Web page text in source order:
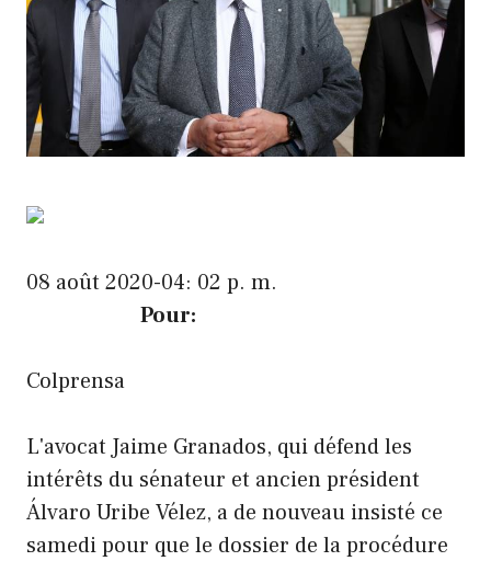
08 août 2020-04: 02 p. m.
Pour:
Colprensa
L'avocat Jaime Granados, qui défend les
intérêts du sénateur et ancien président
Álvaro Uribe Vélez, a de nouveau insisté ce
samedi pour que le dossier de la procédure